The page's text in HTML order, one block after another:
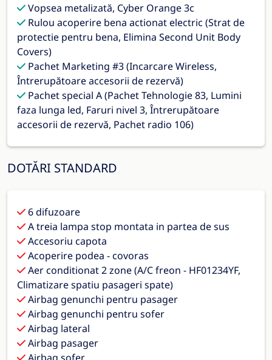
Vopsea metalizată, Cyber Orange 3c
Rulou acoperire bena actionat electric (Strat de
protectie pentru bena, Elimina Second Unit Body
Covers)
Pachet Marketing #3 (Incarcare Wireless,
Întrerupătoare accesorii de rezervă)
Pachet special A (Pachet Tehnologie 83, Lumini
faza lunga led, Faruri nivel 3, Întrerupătoare
accesorii de rezervă, Pachet radio 106)
DOTĂRI STANDARD
6 difuzoare
A treia lampa stop montata in partea de sus
Accesoriu capota
Acoperire podea - covoras
Aer conditionat 2 zone (A/C freon - HF01234YF,
Climatizare spatiu pasageri spate)
Airbag genunchi pentru pasager
Airbag genunchi pentru sofer
Airbag lateral
Airbag pasager